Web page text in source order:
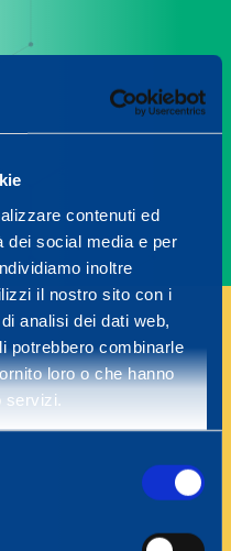
contenuti ed
dei social media e per
inoltre
il nostro sito con i
analisi dei dati web,
potrebbero combinarle
loro o che hanno